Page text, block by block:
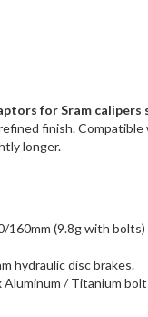
for Sram calipers
finish.
longer.
(9.8g with bolts)
hydraulic disc brakes.
Aluminum / Titanium